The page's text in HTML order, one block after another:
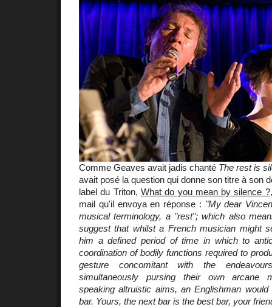
Comme Geaves avait jadis chanté The rest is
avait posé la question qui donne son titre à son
label du Triton, What do you mean by silence ?
mail qu'il envoya en réponse : "My dear
musical terminology, a "rest"; which also
suggest that whilst a French musician might
him a defined period of time in which to
coordination of bodily functions required to
gesture concomitant with the
simultaneously pursing their own arcane
speaking altruistic aims, an Englishman
bar. Yours, the next bar is the best bar, your